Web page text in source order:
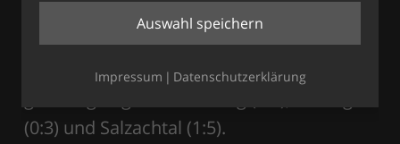
eingefahren. In den darauffolgenden
Spielen musste man sich dann aber gegen
die Spitzenmannschaften der Gruppe
(0:3) und Salzachtal (1:5).
Auswahl speichern
Impressum Datenschutzerklärung